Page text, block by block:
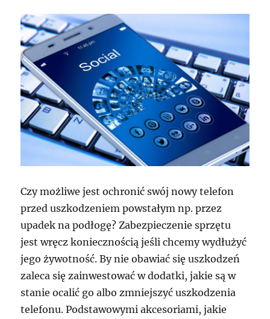
Czy możliwe jest ochronić swój nowy telefon
przed uszkodzeniem powstałym np. przez
upadek na podłogę? Zabezpieczenie sprzętu
jest wręcz koniecznością jeśli chcemy wydłużyć
jego żywotność. By nie obawiać się uszkodzeń
zaleca się zainwestować w dodatki, jakie są w
stanie ocalić go albo zmniejszyć uszkodzenia
telefonu. Podstawowymi akcesoriami, jakie